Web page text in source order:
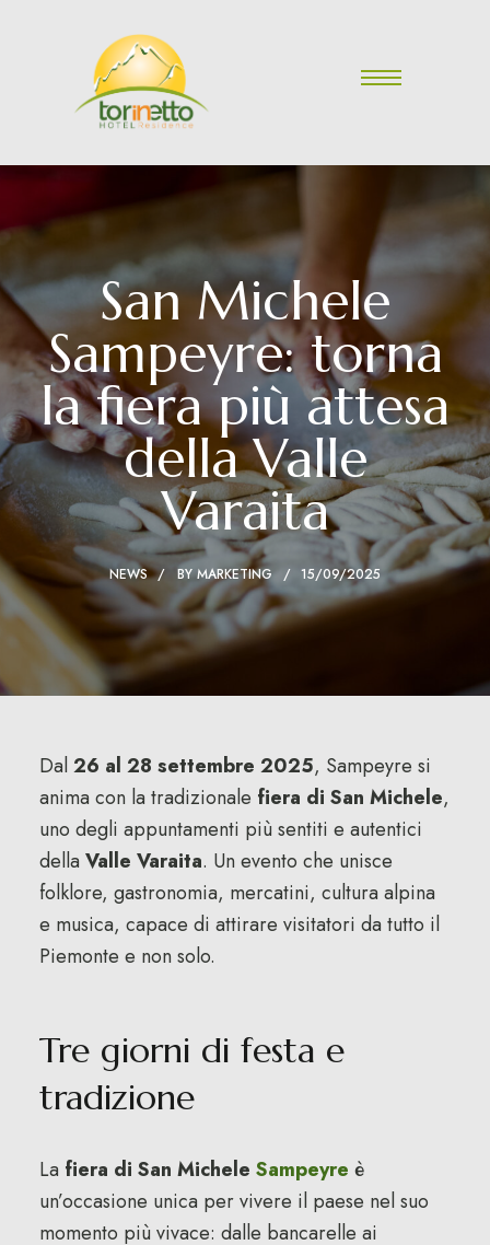
San Michele
Sampeyre: torna
la fiera più attesa
della Valle
Varaita
NEWS BYMARKETING 15/09/2025
Dal26 al 28 settembre 2025, Sampeyre si
anima con la tradizionale fiera di San Michele,
uno degli appuntamenti più sentiti e autentici
della Valle Varaita. Un evento che unisce
folklore, gastronomia, mercatini, cultura alpina
e musica, capace di attirare visitatori da tutto il
Piemonte e non solo.
Tre giorni di festa e
tradizione
La fiera di San Michele Sampeyre è
un’occasione unica per vivere il paese nel suo
momento più vivace: dalle bancarelle ai